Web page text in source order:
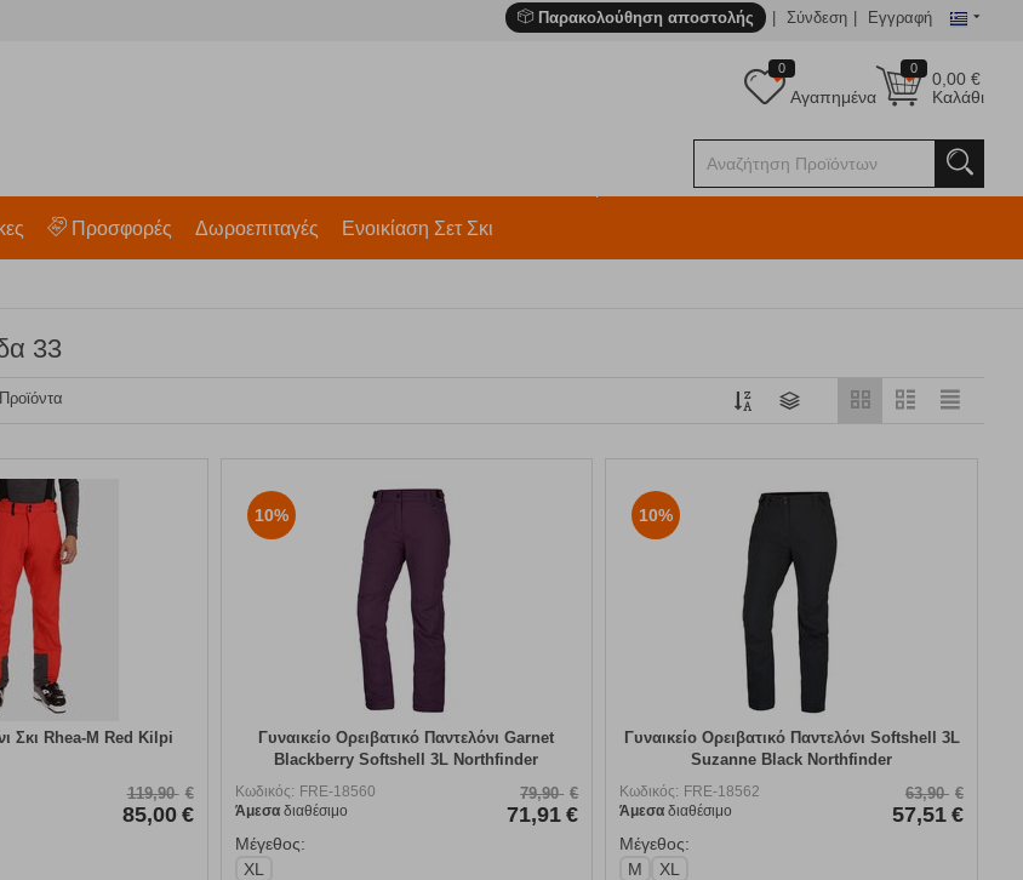
Παρακολούθηση αποστολής Σύνδεση Εγγραφή
0
0,00€
Καλάθι
0
Αγαπημένα
Προσφορές Δωροεπιταγές Ενοικίαση Σετ Σκι
33
Σκι Rhea-M Red Kilpi
119,90 €
85,00 €
10%
Γυναικείο Ορειβατικό Παντελόνι Garnet
Blackberry Softshell 3L Northfinder
Κωδικός: FRE-18560
Άμεσαδιαθέσιμο
79,90 €
71,91 €
Μέγεθος:
XL
10%
Γυναικείο Ορειβατικό Παντελόνι Softshell 3L
Suzanne Black Northfinder
Κωδικός: FRE-18562
Άμεσα διαθέσιμο
63,90 €
57,51 €
Μέγεθος:
M
XL